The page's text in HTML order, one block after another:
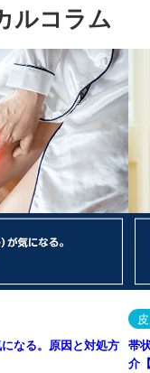
ルコラム
なる。原因と対処方 帯
介